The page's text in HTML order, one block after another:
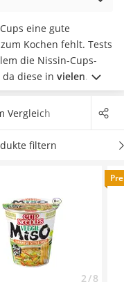
eine gute
Kochen fehlt. Tests
die Nissin-Cups-
diese in vielen
Wählen Sie jetzt eine
unserer
im August 2026
Vergleich
filtern
2 / 8